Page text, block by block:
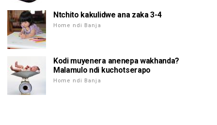
Ntchito kakulidwe ana zaka 3-4
Home ndi Banja
Kodi muyenera anenepa wakhanda?
Malamulo ndi kuchotserapo
Home ndi Banja